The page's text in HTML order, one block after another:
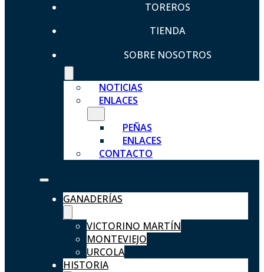
TOREROS
TIENDA
SOBRE NOSOTROS
NOTICIAS
ENLACES
PEÑAS
ENLACES
CONTACTO
GANADERÍAS
VICTORINO MARTÍN
MONTEVIEJO
URCOLA
HISTORIA